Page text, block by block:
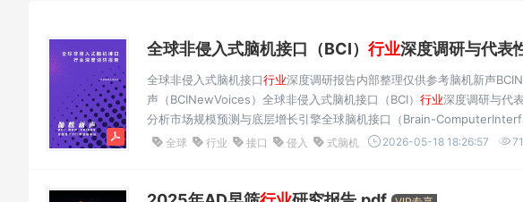
全球非侵入式脑机接口（BCI） 行业深度调研与代表
全球非侵入式脑机接口行业深度调研报告内部整理仅供参考脑机新声
声（BCINewVoices）全球非侵入式脑机接口（BCI） 行业深度调研与代
分析市场规模预测与底层增长引擎全球脑机接口（Brain-
究向规模化商业应用转化的历史性拐点。根据多方权威市场调研机构的
全球 行业 接口 侵入 式脑机 2026-05-18 18:26:57 71